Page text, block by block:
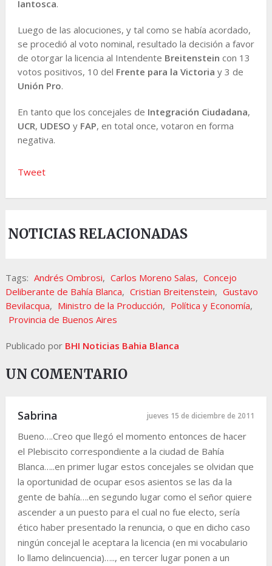
Iantosca.
Luego de las alocuciones, y tal como se había acordado,
se procedió al voto nominal, resultado la decisión a favor
de otorgar la licencia al Intendente Breitenstein con 13
votos positivos, 10 del Frente para la Victoria y 3 de
Unión Pro.
En tanto que los concejales de Integración Ciudadana,
UCR, UDESO y FAP, en total once, votaron en forma
negativa.
Tweet
NOTICIAS RELACIONADAS
Tags: Andrés Ombrosi, Carlos Moreno Salas, Concejo
Deliberante de Bahía Blanca, Cristian Breitenstein, Gustavo
Bevilacqua, Ministro de la Producción, Política y Economía,
Provincia de Buenos Aires
Publicado por BHI Noticias Bahia Blanca
UN COMENTARIO
Sabrina jueves 15 de diciembre de 2011
Bueno….Creo que llegó el momento entonces de hacer
el Plebiscito correspondiente a la ciudad de Bahía
Blanca…..en primer lugar estos concejales se olvidan que
la oportunidad de ocupar esos asientos se las da la
gente de bahía….en segundo lugar como el señor quiere
ascender a un puesto para el cual no fue electo, sería
ético haber presentado la renuncia, o que en dicho caso
ningún concejal le aceptara la licencia (en mi vocabulario
lo llamo delincuencia)….., en tercer lugar ponen a un